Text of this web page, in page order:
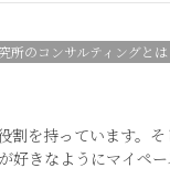
所のコンサルティングとは
割を持っています。そ
好きなようにマイペー